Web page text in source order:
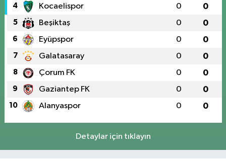
4 Kocaelispor 0 0
5 Beşiktaş 0 0
6 Eyüpspor 0 0
7 Galatasaray 0 0
8 Çorum FK 0 0
9 Gaziantep FK 0 0
10 Alanyaspor 0 0
Detaylar için tıklayın